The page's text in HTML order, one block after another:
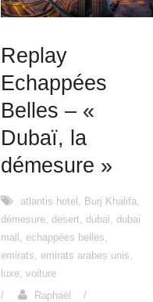
Replay
Echappées
Belles – «
Dubaï, la
démesure »
atlantis hotel Burj Khalifa
démesure desert dubai dubai
mall
echappées belles
emirats emirats arabes unis
luxe voiture
/
Raphaël
/